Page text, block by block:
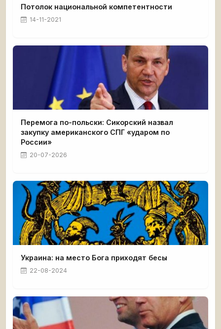
Потолок национальной компетентности
14-11-2021
Перемога по-польски: Сикорский назвал
закупку американского СПГ «ударом по
России»
20-07-2026
Украина: на место Бога приходят бесы
22-08-2024